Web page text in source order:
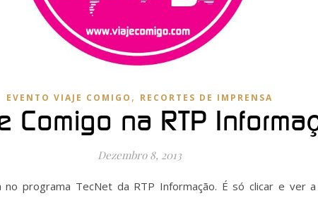
EVENTO VIAJE COMIGO , RECORTES DE IMPRENSA
Comigo na RTP
Dezembro 8, 2013
no programa TecNet da RTP Informação. É só clicar e ver